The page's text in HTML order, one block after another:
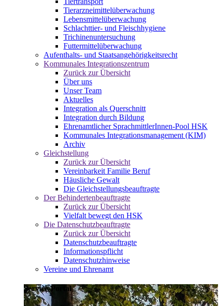
Tierarzneimittelüberwachung
Lebensmittelüberwachung
Schlachttier- und Fleischhygiene
Trichinenuntersuchung
Futtermittelüberwachung
Aufenthalts- und Staatsangehörigkeitsrecht
Kommunales Integrationszentrum
Zurück zur Übersicht
Über uns
Unser Team
Aktuelles
Integration als Querschnitt
Integration durch Bildung
Ehrenamtlicher SprachmittlerInnen-Pool HSK
Kommunales Integrationsmanagement (KIM)
Archiv
Gleichstellung
Zurück zur Übersicht
Vereinbarkeit Familie Beruf
Häusliche Gewalt
Die Gleichstellungsbeauftragte
Der Behindertenbeauftragte
Zurück zur Übersicht
Vielfalt bewegt den HSK
Die Datenschutzbeauftragte
Zurück zur Übersicht
Datenschutzbeauftragte
Informationspflicht
Datenschutzhinweise
Vereine und Ehrenamt
Service-Portal